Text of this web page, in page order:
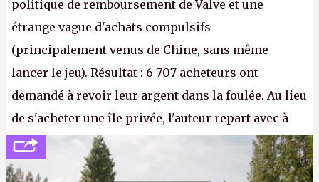
politique de remboursement de Valve et une
étrange vague d'achats compulsifs
(principalement venus de Chine, sans même
lancer le jeu). Résultat : 6 707 acheteurs ont
demandé à revoir leur argent dans la foulée. Au lieu
de s'acheter une île privée, l'auteur repart avec à
peine 2 000 dollars en poche. C'est toujours plus
cher payé que le temps passé à dev, mais ça